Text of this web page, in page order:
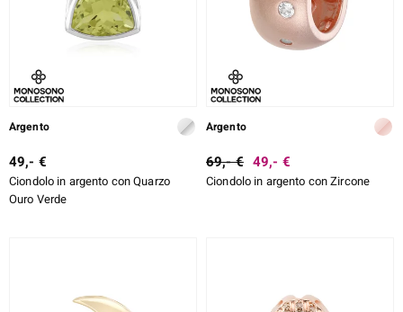
Argento
49,- €
Ciondolo in argento con Quarzo
Ouro Verde
Argento
69,- € 49,- €
Ciondolo in argento con Zircone